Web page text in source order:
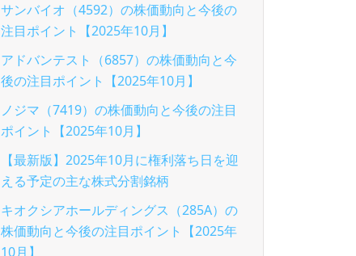
サンバイオ（4592）の株価動向と今後の
注目ポイント【2025年10月】
アドバンテスト（6857）の株価動向と今
後の注目ポイント【2025年10月】
ノジマ（7419）の株価動向と今後の注目
ポイント【2025年10月】
【最新版】2025年10月に権利落ち日を迎
える予定の主な株式分割銘柄
キオクシアホールディングス（285A）の
株価動向と今後の注目ポイント【2025年
10月】